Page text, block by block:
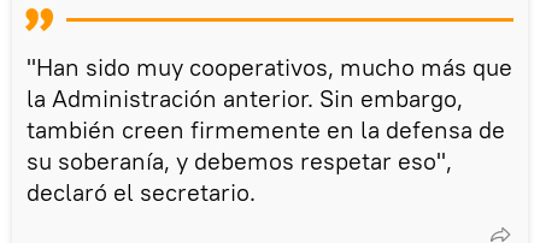
"Han sido muy cooperativos, mucho más que
la Administración anterior. Sin embargo,
también creen firmemente en la defensa de
su soberanía, y debemos respetar eso",
declaró el secretario.